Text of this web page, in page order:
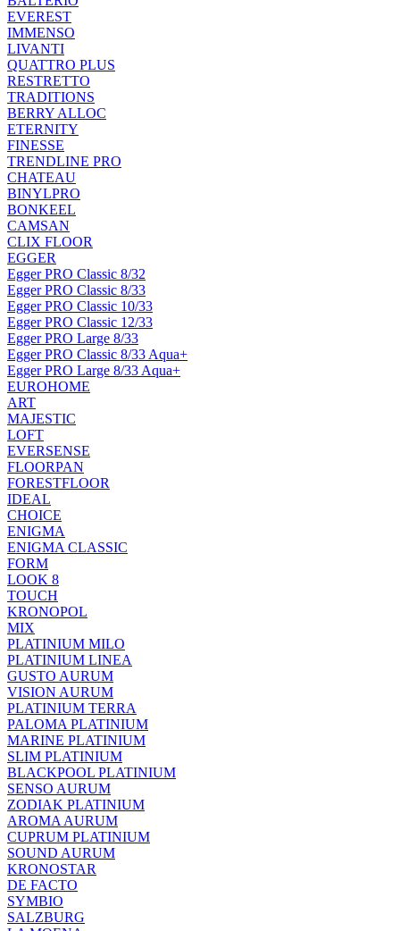
EVEREST
IMMENSO
LIVANTI
QUATTRO PLUS
RESTRETTO
TRADITIONS
BERRY ALLOC
ETERNITY
FINESSE
TRENDLINE PRO
CHATEAU
BINYLPRO
BONKEEL
CAMSAN
CLIX FLOOR
EGGER
Egger PRO Classic 8/32
Egger PRO Classic 8/33
Egger PRO Classic 10/33
Egger PRO Classic 12/33
Egger PRO Large 8/33
Egger PRO Classic 8/33 Aqua+
Egger PRO Large 8/33 Aqua+
EUROHOME
ART
MAJESTIC
LOFT
EVERSENSE
FLOORPAN
FORESTFLOOR
IDEAL
CHOICE
ENIGMA
ENIGMA CLASSIC
FORM
LOOK 8
TOUCH
KRONOPOL
MIX
PLATINIUM MILO
PLATINIUM LINEA
GUSTO AURUM
VISION AURUM
PLATINIUM TERRA
PALOMA PLATINIUM
MARINE PLATINIUM
SLIM PLATINIUM
BLACKPOOL PLATINIUM
SENSO AURUM
ZODIAK PLATINIUM
AROMA AURUM
CUPRUM PLATINIUM
SOUND AURUM
KRONOSTAR
DE FACTO
SYMBIO
SALZBURG